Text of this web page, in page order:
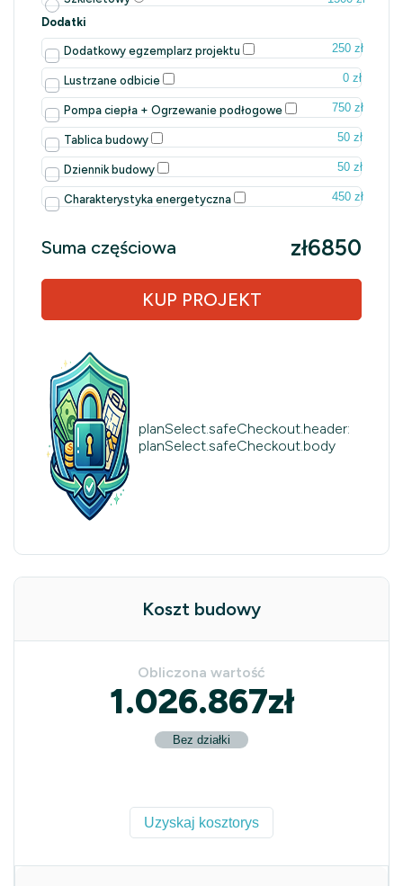
Dodatki
Dodatkowy egzemplarz projektu 250 zł
Lustrzane odbicie 0 zł
Pompa ciepła + Ogrzewanie podłogowe 750 zł
Tablica budowy 50 zł
Dziennik budowy 50 zł
Charakterystyka energetyczna 450 zł
Suma częściowa zł6850
KUP PROJEKT
planSelect.safeCheckout.header:
planSelect.safeCheckout.body
Koszt budowy
Obliczona wartość
1.026.867zł
Bez działki
Uzyskaj kosztorys